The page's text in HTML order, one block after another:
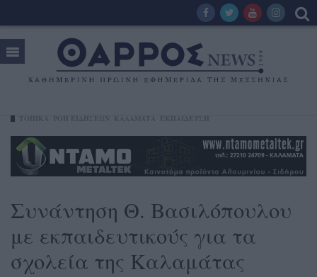
Συνάντηση Θ. Βασιλόπουλου
με εκπαιδευτικούς για τα
σχολεία της Καλαμάτας